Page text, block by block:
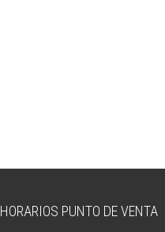
HORARIOS PUNTO DE VENTA